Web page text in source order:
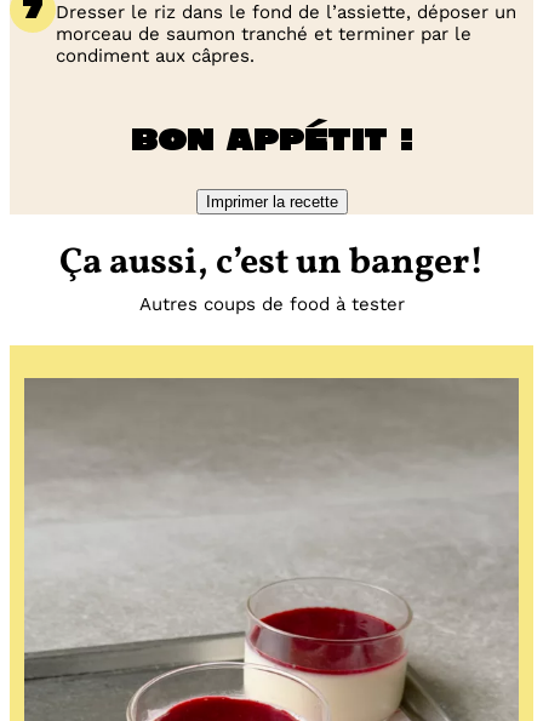
Dresser le riz dans le fond de l’assiette, déposer un
morceau de saumon tranché et terminer par le
condiment aux câpres.
Bon appétit !
Imprimer la recette
Ça aussi, c’est un banger!
Autres coups de food à tester